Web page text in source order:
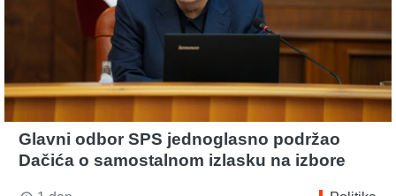
Glavni odbor SPS jednoglasno podržao
Dačića o samostalnom izlasku na izbore